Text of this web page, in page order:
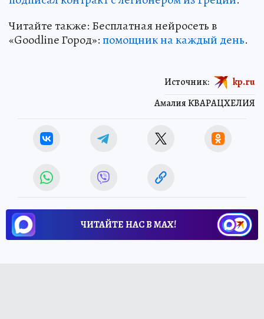
Читайте также: Бесплатная нейросеть в
«Goodline Город»:помощник на каждый день.
Амалия КВАРАЦХЕЛИЯ
Источник: kp.ru
ЧИТАЙТЕ НАС В МАХ!